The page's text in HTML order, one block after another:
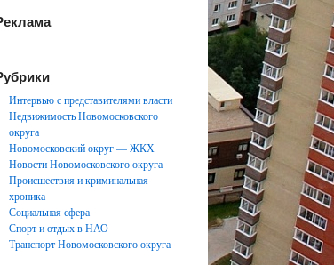
Интервью с представителями власти
Недвижимость Новомосковского
округа
Новомосковский округ — ЖКХ
Новости Новомосковского округа
Происшествия и криминальная
хроника
Социальная сфера
Спорт и отдых в НАО
Транспорт Новомосковского округа